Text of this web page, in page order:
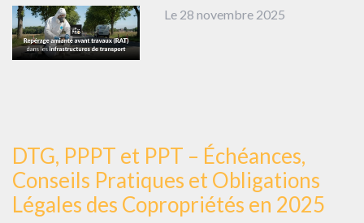
Le 28 novembre 2025
DTG, PPPT et PPT – Échéances,
Conseils Pratiques et Obligations
Légales des Copropriétés en 2025